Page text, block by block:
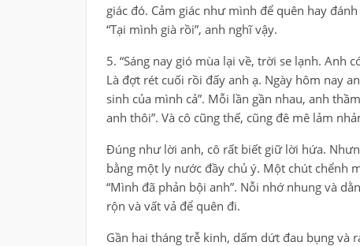
giác đó. Cảm giác như mình để quên hay
“Tại mình già rồi”, anh nghĩ vậy.
5. “Sáng nay gió mùa lại về, trời se lạnh. Anh
Là đợt rét cuối rồi đấy anh ạ. Ngày hôm nay
sinh của mình cả”. Mỗi lần gần nhau, anh
anh thôi”. Và cô cũng thế, cũng đê mê lảm
Đúng như lời anh, cô rất biết giữ lời hứa.
bằng một ly nước đầy chủ ý. Một chút chểnh
“Mình đã phản bội anh”. Nỗi nhớ nhung và
rộn và vất vả để quên đi.
Gần hai tháng trễ kinh, dấm dứt đau bụng và